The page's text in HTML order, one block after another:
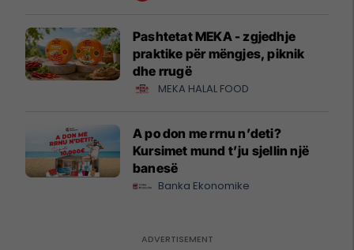
Pashtetat MEKA - zgjedhje
praktike për mëngjes, piknik
dhe rrugë
MEKA HALAL FOOD
A po don me rrnu n’deti?
Kursimet mund t’ju sjellin një
banesë
Banka Ekonomike